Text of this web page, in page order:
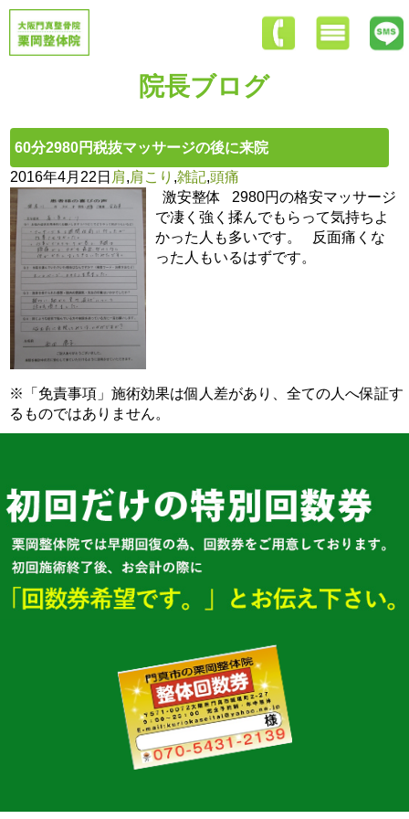
院長ブログ
60分2980円税抜マッサージの後に来院
2016年4月22日 肩,肩こり ,雑記,頭痛
激安整体 2980円の格安マッサージ
で凄く強く揉んでもらって気持ちよ
かった人も多いです。 反面痛くな
った人もいるはずです。
※「免責事項」施術効果は個人差があり、全ての人へ保証す
るものではありません。